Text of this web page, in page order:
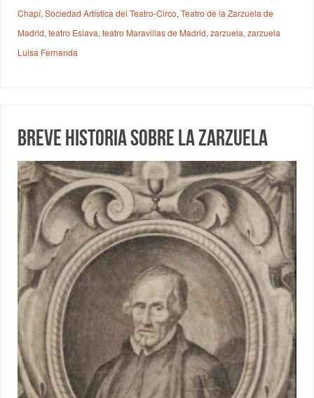
Chapí,Sociedad Artística del Teatro-Circo,Teatro de la Zarzuela de
Madrid,teatro Eslava,teatro Maravillas de Madrid,zarzuela,zarzuela
Luisa Fernanda
Breve historia sobre la Zarzuela